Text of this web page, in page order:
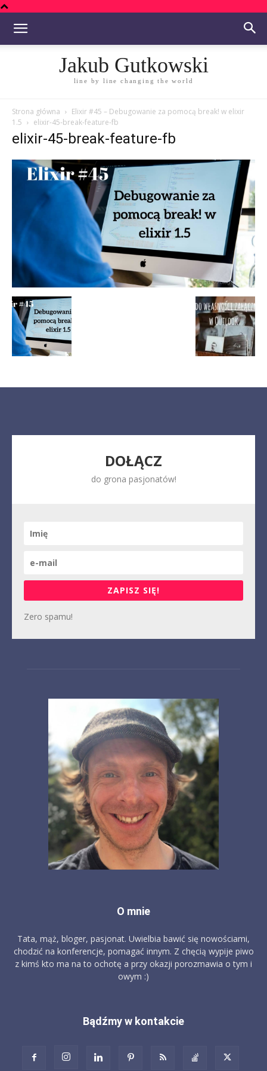
Jakub Gutkowski
line by line changing the world
Strona główna
Elixir #45 – Debugowanie za pomocą break! w elixir
1.5
elixir-45-break-feature-fb
elixir-45-break-feature-fb
DOŁĄCZ
do grona pasjonatów!
ZAPISZ SIĘ!
Zero spamu!
O mnie
Tata, mąż, bloger, pasjonat. Uwielbia bawić się nowościami,
chodzić na konferencje, pomagać innym. Z chęcią wypije piwo
z kimś kto ma na to ochotę a przy okazji porozmawia o tym i
owym :)
Bądźmy w kontakcie